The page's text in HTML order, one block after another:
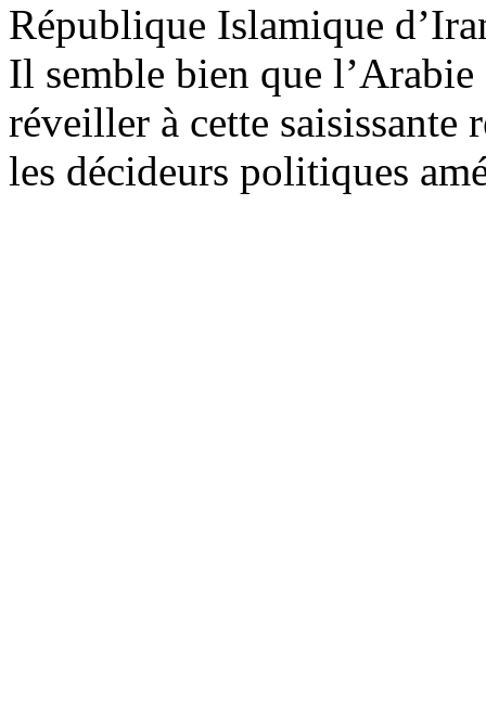
République Islamique
Il semble bien que
réveiller à cette saisissante
les décideurs politiques